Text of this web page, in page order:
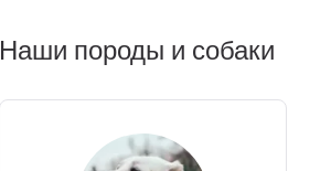
Наши породы и собаки